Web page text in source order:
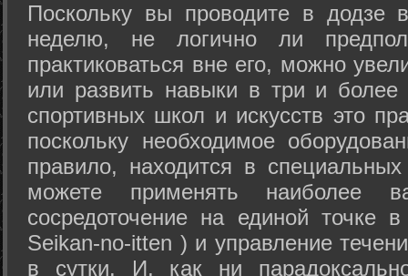
Поскольку вы проводите в додзе
неделю, не логично ли
практиковаться вне его, можно
или развить навыки в три и
спортивных школ и искусств это
поскольку необходимое
правило, находится в
можете применять наиболее
сосредоточение на единой точке
Seikan-­no-­itten ) и управление
в сутки. И, как ни